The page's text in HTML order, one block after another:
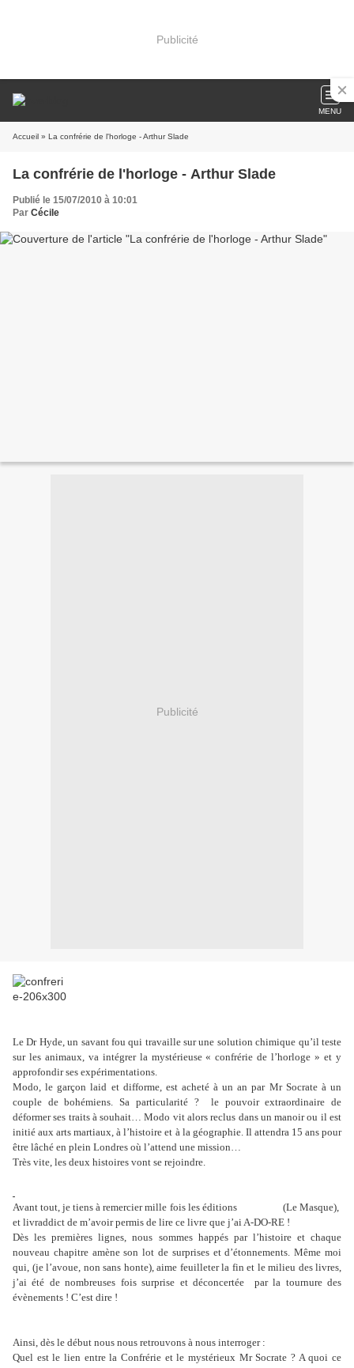
Publicité
MENU
Accueil » La confrérie de l'horloge - Arthur Slade
La confrérie de l'horloge - Arthur Slade
Publié le 15/07/2010 à 10:01
Par Cécile
Publicité
Le Dr Hyde, un savant fou qui travaille sur une solution chimique qu’il teste
sur les animaux, va intégrer la mystérieuse « confrérie de l’horloge » et y
approfondir ses expérimentations.
Modo, le garçon laid et difforme, est acheté à un an par Mr Socrate à un
couple de bohémiens. Sa particularité ? le pouvoir extraordinaire de
déformer ses traits à souhait… Modo vit alors reclus dans un manoir ou il est
initié aux arts martiaux, à l’histoire et à la géographie. Il attendra 15 ans pour
être lâché en plein Londres où l’attend une mission…
Très vite, les deux histoires vont se rejoindre.
Avant tout, je tiens à remercier mille fois les éditions
(Le Masque),
et livraddict de m’avoir permis de lire ce livre que j’ai A-DO-RE !
Dès les premières lignes, nous sommes happés par l’histoire et chaque
nouveau chapitre amène son lot de surprises et d’étonnements. Même moi
qui, (je l’avoue, non sans honte), aime feuilleter la fin et le milieu des livres,
j’ai été de nombreuses fois surprise et déconcertée par la tournure des
évènements ! C’est dire !
Ainsi, dès le début nous nous retrouvons à nous interroger :
Quel est le lien entre la Confrérie et le mystérieux Mr Socrate ? A quoi ce